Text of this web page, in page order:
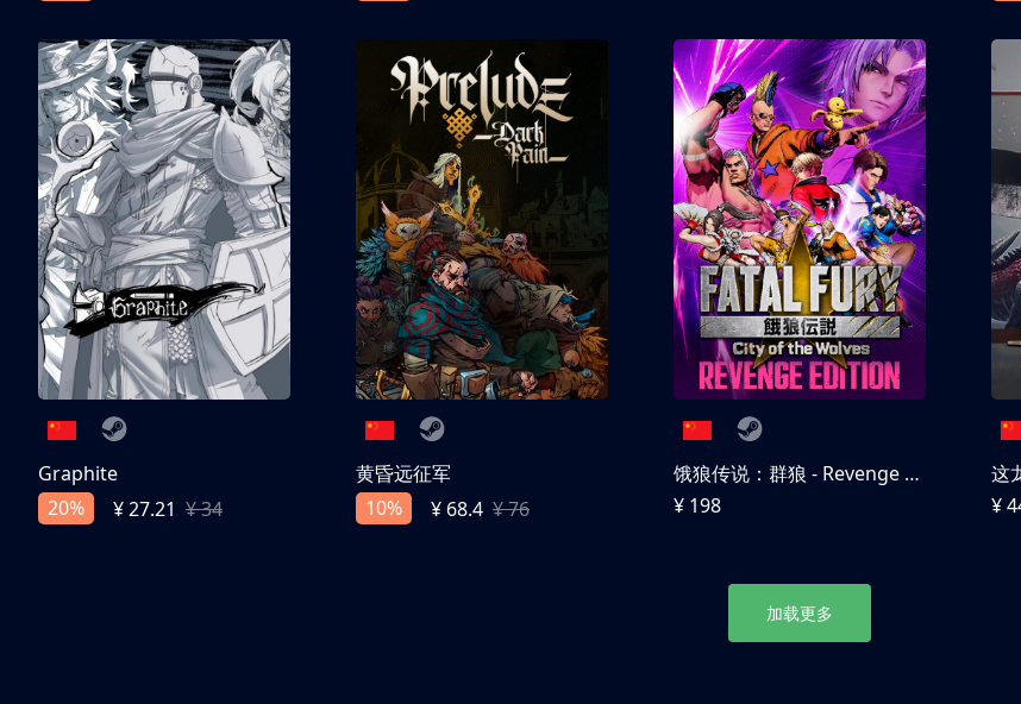
Graphite
20%
¥ 27.21 ¥ 34
黄昏远征军
10%
¥ 68.4 ¥ 76
饿狼传说：群狼 - Revenge Edition
¥ 198
这
¥
加载更多